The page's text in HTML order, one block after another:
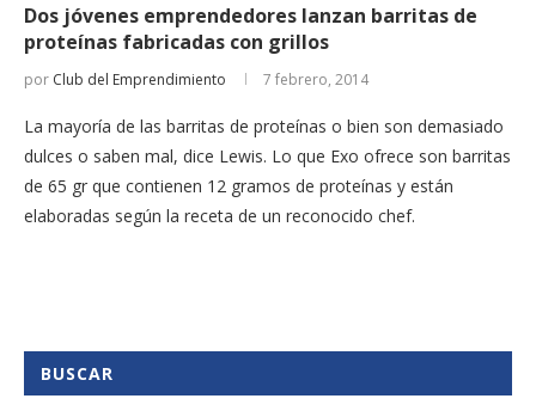
Dos jóvenes emprendedores lanzan barritas de
proteínas fabricadas con grillos
por Club del Emprendimiento 7 febrero, 2014
La mayoría de las barritas de proteínas o bien son demasiado
dulces o saben mal, dice Lewis. Lo que Exo ofrece son barritas
de 65 gr que contienen 12 gramos de proteínas y están
elaboradas según la receta de un reconocido chef.
BUSCAR